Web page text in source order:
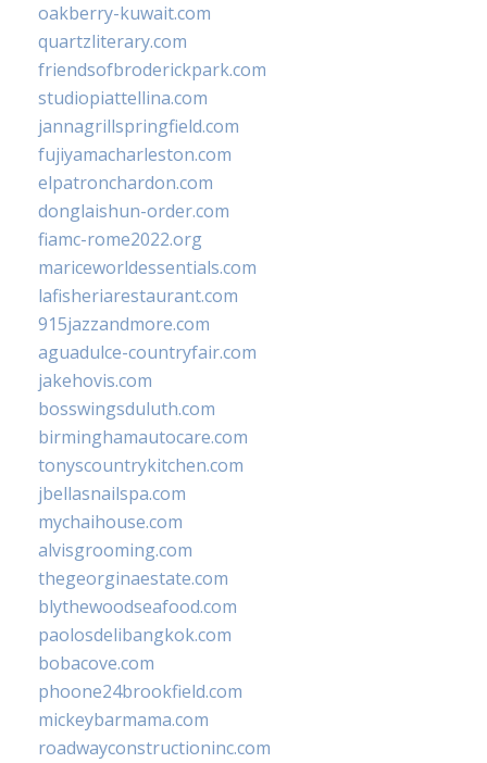
oakberry-kuwait.com
quartzliterary.com
friendsofbroderickpark.com
studiopiattellina.com
jannagrillspringfield.com
fujiyamacharleston.com
elpatronchardon.com
donglaishun-order.com
fiamc-rome2022.org
mariceworldessentials.com
lafisheriarestaurant.com
915jazzandmore.com
aguadulce-countryfair.com
jakehovis.com
bosswingsduluth.com
birminghamautocare.com
tonyscountrykitchen.com
jbellasnailspa.com
mychaihouse.com
alvisgrooming.com
thegeorginaestate.com
blythewoodseafood.com
paolosdelibangkok.com
bobacove.com
phoone24brookfield.com
mickeybarmama.com
roadwayconstructioninc.com